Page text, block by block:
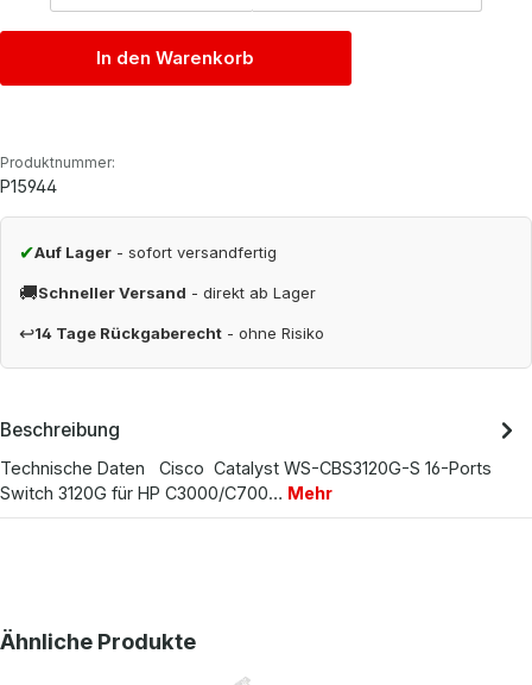
In den Warenkorb
Produktnummer:
P15944
✔Auf Lager - sofort versandfertig
🚚Schneller Versand - direkt ab Lager
↩14 Tage Rückgaberecht - ohne Risiko
Beschreibung
Technische Daten Cisco Catalyst WS-CBS3120G-S 16-Ports
Switch 3120G für HP C3000/C700… Mehr
Produktgalerie überspringen
Ähnliche Produkte